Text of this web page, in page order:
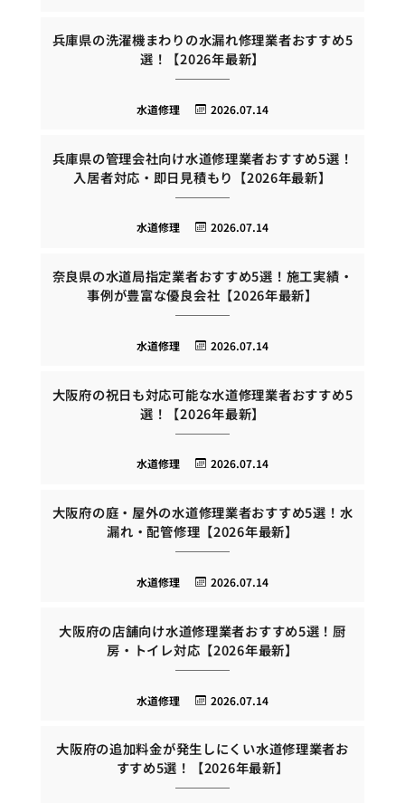
兵庫県の洗濯機まわりの水漏れ修理業者おすすめ5
選！【2026年最新】
2026.07.14
水道修理
兵庫県の管理会社向け水道修理業者おすすめ5選！
入居者対応・即日見積もり【2026年最新】
2026.07.14
水道修理
奈良県の水道局指定業者おすすめ5選！施工実績・
事例が豊富な優良会社【2026年最新】
2026.07.14
水道修理
大阪府の祝日も対応可能な水道修理業者おすすめ5
選！【2026年最新】
2026.07.14
水道修理
大阪府の庭・屋外の水道修理業者おすすめ5選！水
漏れ・配管修理【2026年最新】
2026.07.14
水道修理
大阪府の店舗向け水道修理業者おすすめ5選！厨
房・トイレ対応【2026年最新】
2026.07.14
水道修理
大阪府の追加料金が発生しにくい水道修理業者お
すすめ5選！【2026年最新】